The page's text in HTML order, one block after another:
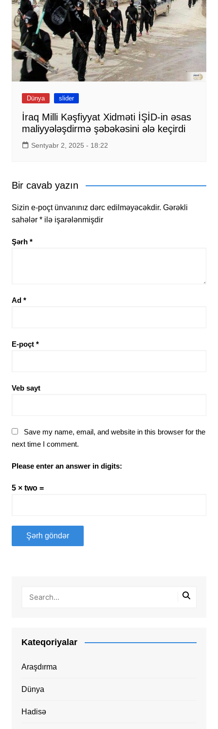
Dünya slider
İraq Milli Kəşfiyyat Xidməti İŞİD-in əsas
maliyyələşdirmə şəbəkəsini ələ keçirdi
Sentyabr 2, 2025 - 18:22
Bir cavab yazın
Sizin e-poçt ünvanınız dərc edilməyəcəkdir. Gərəkli
sahələr *ilə işarələnmişdir
Şərh *
Ad *
E-poçt *
Veb sayt
Save my name, email, and website in this browser for the
next time I comment.
Please enter an answer in digits:
5 × two =
Kateqoriyalar
Araşdırma
Dünya
Hadisə